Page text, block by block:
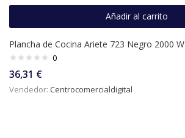
Añadir al carrito
Plancha de Cocina Ariete 723 Negro 2000 W
0
36,31 €
Vendedor: Centrocomercialdigital